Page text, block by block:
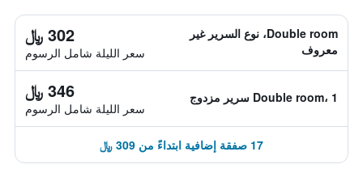
Double room، نوع السرير غير
معروف
302 ﷼
سعر الليلة شامل الرسوم
Double room، 1 سرير مزدوج 346 ﷼
سعر الليلة شامل الرسوم
17 صفقة إضافية ابتداءً من 309 ﷼